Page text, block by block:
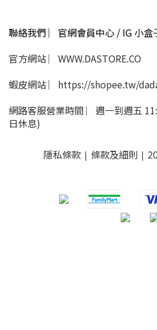
聯絡我們 ︳官網會員中心 / IG 小盒
官方網站 ︳WWW.DASTORE.CO
蝦皮網站 ︳https://shopee.tw/
網路客服營業時間 ︳週一到週五
日休息)
隱私條款 | 條款及細則 |